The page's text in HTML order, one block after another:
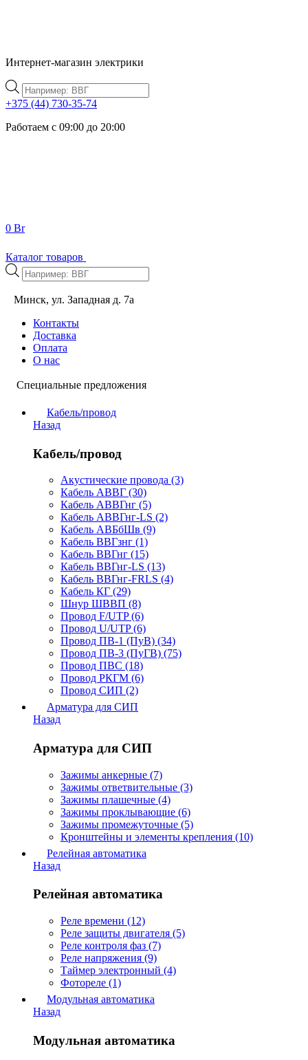
Интернет-магазин электрики
Поиск
товаров
+375 (44) 730-35-74
Работаем с 09:00 до 20:00
0 Br
Каталог товаров
Поиск
товаров
Минск, ул. Западная д. 7а
Контакты
Доставка
Оплата
О нас
Специальные предложения
Кабель/провод
Назад
Кабель/провод
Акустические провода (3)
Кабель АВВГ (30)
Кабель АВВГнг (5)
Кабель АВВГнг-LS (2)
Кабель АВБбШв (9)
Кабель ВВГзнг (1)
Кабель ВВГнг (15)
Кабель ВВГнг-LS (13)
Кабель ВВГнг-FRLS (4)
Кабель КГ (29)
Шнур ШВВП (8)
Провод F/UTP (6)
Провод U/UTP (6)
Провод ПВ-1 (ПуВ) (34)
Провод ПВ-3 (ПуГВ) (75)
Провод ПВС (18)
Провод РКГМ (6)
Провод СИП (2)
Арматура для СИП
Назад
Арматура для СИП
Зажимы анкерные (7)
Зажимы ответвительные (3)
Зажимы плашечные (4)
Зажимы проклывающие (6)
Зажимы промежуточные (5)
Кронштейны и элементы крепления (10)
Релейная автоматика
Назад
Релейная автоматика
Реле времени (12)
Реле защиты двигателя (5)
Реле контроля фаз (7)
Реле напряжения (9)
Таймер электронный (4)
Фотореле (1)
Модульная автоматика
Назад
Модульная автоматика